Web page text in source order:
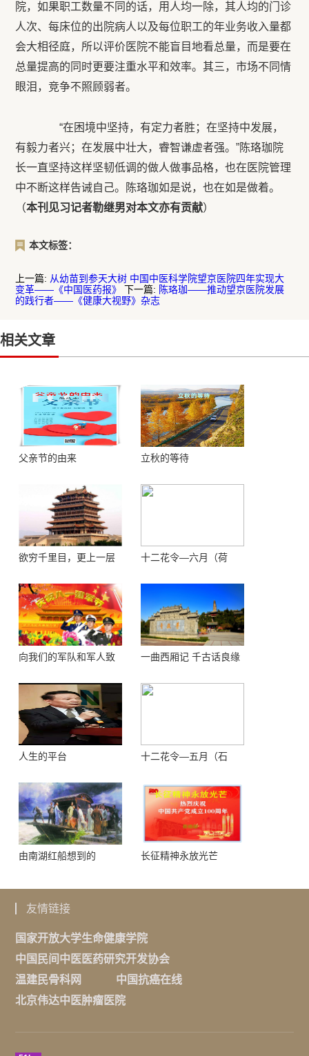
院，如果职工数量不同的话，用人均一除，其人均的门诊
人次、每床位的出院病人以及每位职工的年业务收入量都
会大相径庭，所以评价医院不能盲目地看总量，而是要在
总量提高的同时更要注重水平和效率。其三，市场不同情
眼泪，竞争不照顾弱者。
“在困境中坚持，有定力者胜；在坚持中发展，
有毅力者兴；在发展中壮大，睿智谦虚者强。”陈珞珈院
长一直坚持这样坚韧低调的做人做事品格，也在医院管理
中不断这样告诫自己。陈珞珈如是说，也在如是做着。
（本刊见习记者勒继男对本文亦有贡献）
本文标签：
上一篇: 从幼苗到参天大树 中国中医科学院望京医院四年实现大
变革——《中国医药报》
下一篇: 陈珞珈——推动望京医院发展
的践行者——《健康大视野》杂志
相关文章
父亲节的由来 立秋的等待
欲穷千里目，更上一层
十二花令—六月（荷
向我们的军队和军人致
一曲西厢记 千古话良缘
人生的平台
十二花令—五月（石
由南湖红船想到的 长征精神永放光芒
友情链接
国家开放大学生命健康学院
中国民间中医医药研究开发协会
温建民骨科网
中国抗癌在线
北京伟达中医肿瘤医院